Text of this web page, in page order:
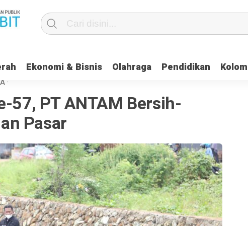
Ekonomi & Bisnis Olahraga Pendidikan Kolom
·
57, PT ANTAM Bersih-
Pasar